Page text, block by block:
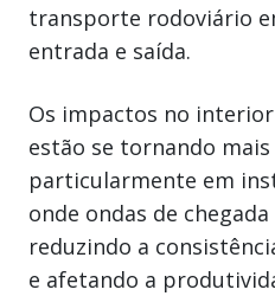
transporte rodoviário
entrada e saída.
Os impactos no
estão se tornando mais
particularmente em
onde ondas de
reduzindo a
e afetando a